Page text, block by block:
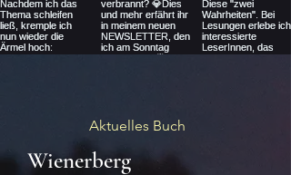
Aktuelles Buch
Wienerberg